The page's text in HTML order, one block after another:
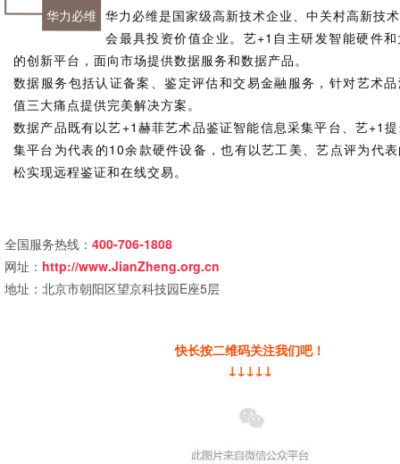
华力必维 华力必维是国家级高新技术企业、中关村高新技
会最具投资价值企业。艺+1自主研发智能硬件
的创新平台，面向市场提供数据服务和数据产品。
数据服务包括认证备案、鉴定评估和交易金融服务，针对艺术
值三大痛点提供完美解决方案。
数据产品既有以艺+1赫菲艺术品鉴证智能信息采集平台、艺+1
集平台为代表的10余款硬件设备，也有以艺工美、艺点评为代
松实现远程鉴证和在线交易。
全国服务热线： 400-706-1808
网址： http://www.JianZheng.org.cn
地址：北京市朝阳区望京科技园E座5层
快长按二维码关注我们吧！
↓↓↓↓↓